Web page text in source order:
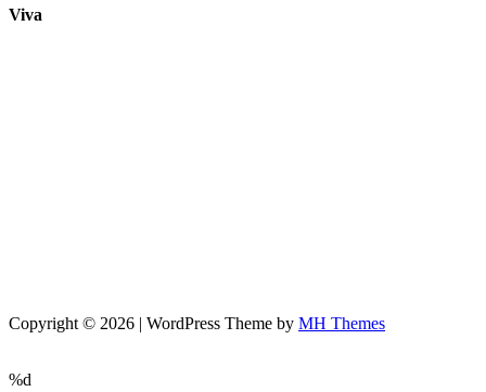
Viva
Copyright © 2026 | WordPress Theme by MH Themes
%d